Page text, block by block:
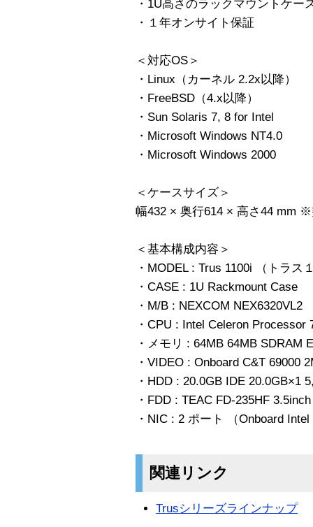
・1U高さのラックマウントケー
・１年オンサイト保証
＜対応OS＞
・Linux（カーネル 2.2x以降）
・FreeBSD（4.x以降）
・Sun Solaris 7, 8 for Intel
・Microsoft Windows NT4.0
・Microsoft Windows 2000
＜ケースサイズ＞
幅432 × 奥行614 × 高さ44 mm
＜基本構成内容＞
・MODEL : Trus 1100i （トラス
・CASE : 1U Rackmount Case
・M/B : NEXCOM NEX6320VL2
・CPU : Intel Celeron Processor
・メモリ : 64MB 64MB SDRAM
・VIDEO : Onboard C&T 69000
・HDD : 20.0GB IDE 20.0GB×1
・FDD : TEAC FD-235HF
・NIC : 2 ポート （Onboard
関連リンク
Trusシリーズラインナップ